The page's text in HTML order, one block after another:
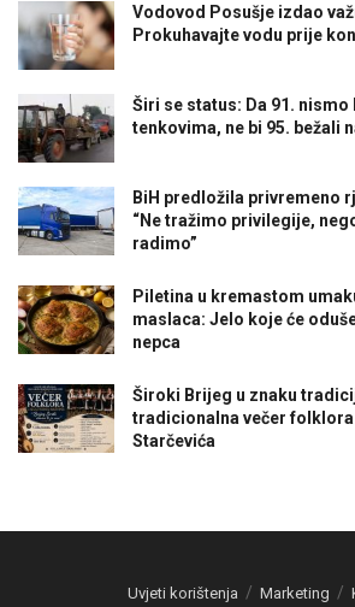
Vodovod Posušje izdao
Prokuhavajte vodu prije
Širi se status: Da 91. nismo
tenkovima, ne bi 95. bežali
BiH predložila privremeno
“Ne tražimo privilegije,
radimo”
Piletina u kremastom
maslaca: Jelo koje će
nepca
Široki Brijeg u znaku
tradicionalna večer folklora
Starčevića
Uvjeti korištenja Marketing